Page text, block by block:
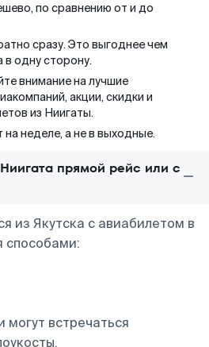
по сравнению от и до
сразу. Это выгоднее чем
в одну сторону.
внимание на лучшие
акции, скидки и
из Ниигаты.
на неделе, а не в выходные.
прямой рейс или с
из Якутска с авиабилетом в
способами:
могут встречаться